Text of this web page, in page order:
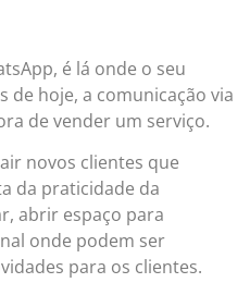
é lá onde o seu
de hoje, a comunicação via
de vender um serviço.
novos clientes que
da praticidade da
abrir espaço para
onde podem ser
para os clientes.